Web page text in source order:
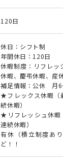
120日
休日：シフト制
年間休日：120日
休暇制度：リフレッ
休暇、慶弔休暇、産
補足情報：公休 月
★フレックス休暇（
続休暇）
★リフレッシュ休暇
連続休暇）
有休（積立制度あ
ど！！